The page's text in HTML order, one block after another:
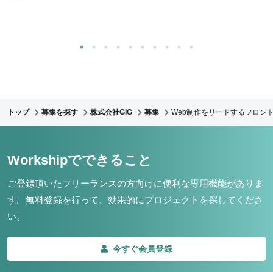
トップ 募集を探す 株式会社GIG 募集 Web制作をリードするフロン
Workshipでできること
ご登録頂いたフリーランスの方向けに便利な専用機能がありま
す。 無料登録を行って、効果的にプロジェクトを探してくださ
い。
今すぐ会員登録